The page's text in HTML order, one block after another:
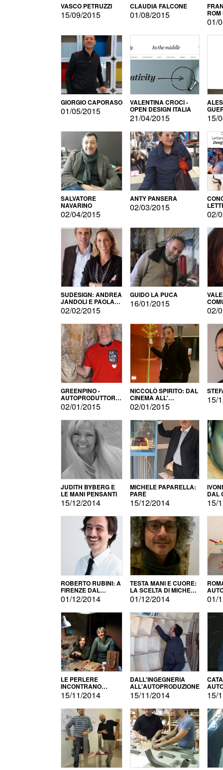
VASCO PETRUZZI
15/09/2015
CLAUDIA FALCONE
01/08/2015
01/
GIORGIO CAPORASO
01/05/2015
VALENTINA CROCI -
OPEN DESIGN ITALIA
21/04/2015 15/
SALVATORE
NAVARINO
02/04/2015
ANTY PANSERA
02/03/2015
02/
SUDESIGN: ANDREA
JANDOLI E PAOLA
PISAPIA
02/02/2015
GUIDO LA PUCA
16/01/2015
02/
GREENPINO -
AUTOPRODUTTORE
PER AMORE
02/01/2015
NICCOLÒ SPIRITO: DAL
CINEMA ALL'
AUTOPRODUZIONE
02/01/2015
15/
JUDITH BYBERG E
LE MANI PENSANTI
15/12/2014
MICHELE PAPARELLA:
PARÈ
15/12/2014
DAL
15/
ROBERTO RUBINI: A
FIRENZE DAL
PRODOTTO ALLA
PROMOZIONE
01/12/2014
TESTA MANI E CUORE:
LA SCELTA DI MICHELE
BARBERIO
01/12/2014 01/
LE PERLERE
INCONTRANO
L'AUTOPRODUZIONE
15/11/2014
DALL'INGEGNERIA
ALL'AUTOPRODUZIONE
15/11/2014 15/